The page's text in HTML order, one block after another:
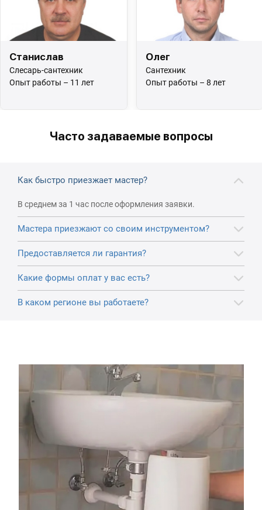
Станислав
Слесарь-сантехник
Опыт работы – 11 лет
Олег
Сантехник
Опыт работы – 8 лет
Часто задаваемые вопросы
Как быстро приезжает мастер?
В среднем за 1 час после оформления заявки.
Мастера приезжают со своим инструментом?
Предоставляется ли гарантия?
Какие формы оплат у вас есть?
В каком регионе вы работаете?